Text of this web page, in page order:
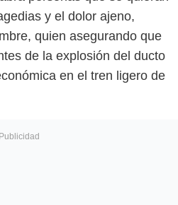
y el dolor ajeno,
quien asegurando que
de la explosión del ducto
en el tren ligero de